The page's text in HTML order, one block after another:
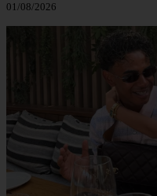
01/08/2026